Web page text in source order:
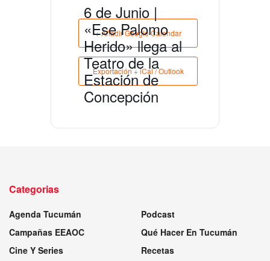
6 de Junio |
«Ese Palomo
Herido» llega al
Teatro de la
Estación de
Concepción
+ Añadir Google Calendar
Exportación + iCal / Outlook
Categorias
Agenda Tucumán
Campañas EEAOC
Cine Y Series
Podcast
Qué Hacer En Tucumán
Recetas